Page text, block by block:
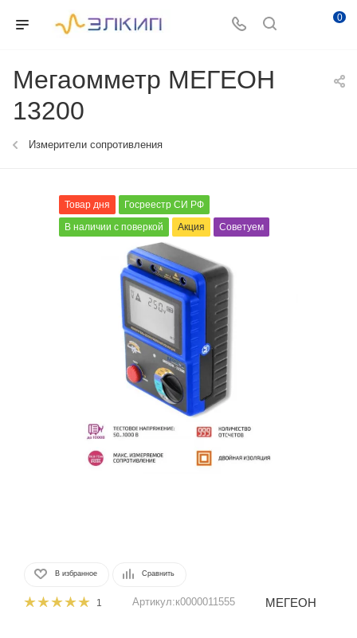
0
Мегаомметр МЕГЕОН
13200
Измерители сопротивления
Товар дня
Госреестр СИ РФ
В наличии с поверкой
Акция Советуем
В избранное Сравнить
1 Артикул:к0000011555 МЕГЕОН